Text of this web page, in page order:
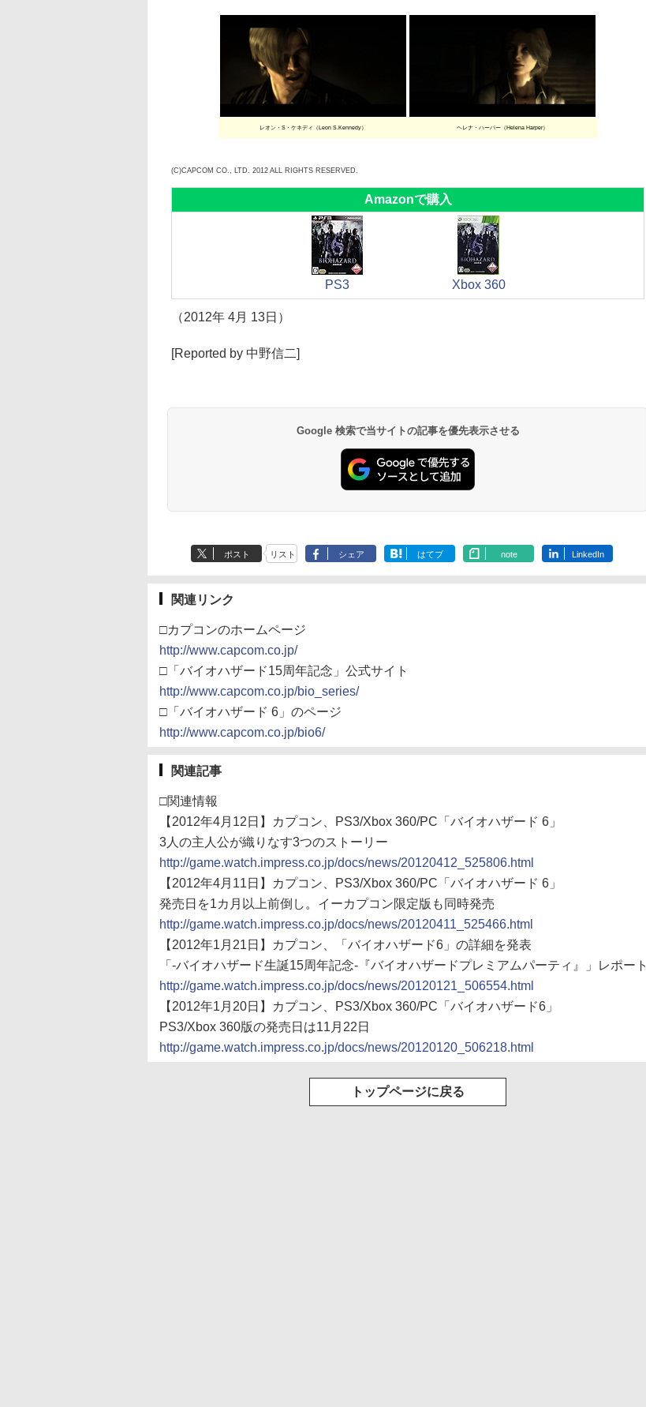
レオン・S・ケネディ（Leon S.Kennedy） ヘレナ・ハーパー（Helena Harper）
(C)CAPCOM CO., LTD. 2012 ALL RIGHTS RESERVED.
Amazonで購入
PS3 Xbox 360
（2012年 4月 13日）
[Reported by 中野信二]
Google 検索で当サイトの記事を優先表示させる
ポスト リスト シェア はてブ note LinkedIn
関連リンク
□カプコンのホームページ
http://www.capcom.co.jp/
□「バイオハザード15周年記念」公式サイト
http://www.capcom.co.jp/bio_series/
□「バイオハザード 6」のページ
http://www.capcom.co.jp/bio6/
関連記事
□関連情報
【2012年4月12日】カプコン、PS3/Xbox 360/PC「バイオハザード 6」
3人の主人公が織りなす3つのストーリー
http://game.watch.impress.co.jp/docs/news/20120412_525806.html
【2012年4月11日】カプコン、PS3/Xbox 360/PC「バイオハザード 6」
発売日を1カ月以上前倒し。イーカプコン限定版も同時発売
http://game.watch.impress.co.jp/docs/news/20120411_525466.html
【2012年1月21日】カプコン、「バイオハザード6」の詳細を発表
「-バイオハザード生誕15周年記念-『バイオハザードプレミアムパーティ』」レポート
http://game.watch.impress.co.jp/docs/news/20120121_506554.html
【2012年1月20日】カプコン、PS3/Xbox 360/PC「バイオハザード6」
PS3/Xbox 360版の発売日は11月22日
http://game.watch.impress.co.jp/docs/news/20120120_506218.html
トップページに戻る